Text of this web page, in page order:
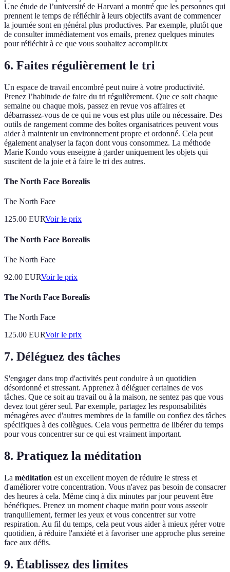
Une étude de l’université de Harvard a montré que les personnes qui
prennent le temps de réfléchir à leurs objectifs avant de commencer
la journée sont en général plus productives. Par exemple, plutôt que
de consulter immédiatement vos emails, prenez quelques minutes
pour réfléchir à ce que vous souhaitez accomplir.tx
6. Faites régulièrement le tri
Un espace de travail encombré peut nuire à votre productivité.
Prenez l’habitude de faire du tri régulièrement. Que ce soit chaque
semaine ou chaque mois, passez en revue vos affaires et
débarrassez-vous de ce qui ne vous est plus utile ou nécessaire. Des
outils de rangement comme des boîtes organisatrices peuvent vous
aider à maintenir un environnement propre et ordonné. Cela peut
également analyser la façon dont vous consommez. La méthode
Marie Kondo vous enseigne à garder uniquement les objets qui
suscitent de la joie et à faire le tri des autres.
The North Face Borealis
The North Face
125.00 EURVoir le prix
The North Face Borealis
The North Face
92.00 EURVoir le prix
The North Face Borealis
The North Face
125.00 EURVoir le prix
7. Déléguez des tâches
S'engager dans trop d'activités peut conduire à un quotidien
désordonné et stressant. Apprenez à déléguer certaines de vos
tâches. Que ce soit au travail ou à la maison, ne sentez pas que vous
devez tout gérer seul. Par exemple, partagez les responsabilités
ménagères avec d'autres membres de la famille ou confiez des tâches
spécifiques à des collègues. Cela vous permettra de libérer du temps
pour vous concentrer sur ce qui est vraiment important.
8. Pratiquez la méditation
La méditation est un excellent moyen de réduire le stress et
d'améliorer votre concentration. Vous n'avez pas besoin de consacrer
des heures à cela. Même cinq à dix minutes par jour peuvent être
bénéfiques. Prenez un moment chaque matin pour vous asseoir
tranquillement, fermer les yeux et vous concentrer sur votre
respiration. Au fil du temps, cela peut vous aider à mieux gérer votre
quotidien, à réduire l'anxiété et à favoriser une approche plus sereine
face aux défis.
9. Établissez des limites